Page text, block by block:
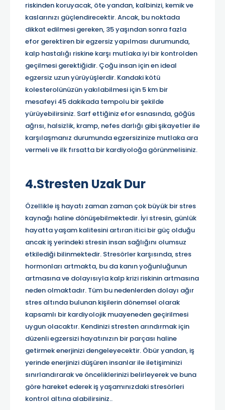
riskinden koruyacak, öte yandan, kalbinizi, kemik ve
kaslarınızı güçlendirecektir. Ancak, bu noktada
dikkat edilmesi gereken, 35 yaşından sonra fazla
efor gerektiren bir egzersiz yapılması durumunda,
kalp hastalığı riskine karşı mutlaka iyi bir kontrolden
geçilmesi gerektiğidir. Çoğu insan için en ideal
egzersiz uzun yürüyüşlerdir. Kandaki kötü
kolesterolünüzün yakılabilmesi için 5 km bir
mesafeyi 45 dakikada tempolu bir şekilde
yürüyebilirsiniz. Sarf ettiğiniz efor esnasında, göğüs
ağrısı, halsizlik, kramp, nefes darlığı gibi şikayetler ile
karşılaşmanız durumunda egzersizinize mutlaka ara
vermeli ve ilk fırsatta bir kardiyoloğa görünmelisiniz.
4.Stresten Uzak Dur
Özellikle iş hayatı zaman zaman çok büyük bir stres
kaynağı haline dönüşebilmektedir. İyi stresin, günlük
hayatta yaşam kalitesini artıran itici bir güç olduğu
ancak iş yerindeki stresin insan sağlığını olumsuz
etkilediği bilinmektedir. Stresörler karşısında, stres
hormonları artmakta, bu da kanın yoğunluğunun
artmasına ve dolayısıyla kalp krizi riskinin artmasına
neden olmaktadır. Tüm bu nedenlerden dolayı ağır
stres altında bulunan kişilerin dönemsel olarak
kapsamlı bir kardiyolojik muayeneden geçirilmesi
uygun olacaktır. Kendinizi stresten arındırmak için
düzenli egzersizi hayatınızın bir parçası haline
getirmek enerjinizi dengeleyecektir. Öbür yandan, iş
yerinde enerjinizi düşüren insanlar ile iletişiminizi
sınırlandırarak ve önceliklerinizi belirleyerek ve buna
göre hareket ederek iş yaşamınızdaki stresörleri
kontrol altına alabilirsiniz..